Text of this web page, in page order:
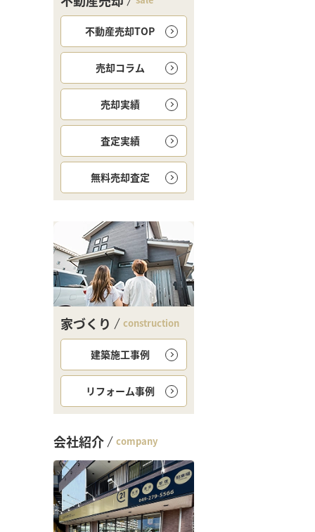
不動産売却TOP
売却コラム
売却実績
査定実績
無料売却査定
家づくり construction
建築施工事例
リフォーム事例
会社紹介 company